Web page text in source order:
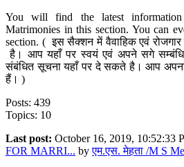
You will find the latest
Matrimonies in this section. You can
section. ( इस सैक्शन में वैवाहिक एवं रोजगार
है। आप यहाँ पर स्वयं एवं अपने सगे
संबंधित सूचना यहाँ पर दे सकते है। आप अपना
हैं। )
Posts: 439
Topics: 10
Last post: October 16, 2019, 10:52:33
FOR MARRI... byएम.एस. मेहता /M S